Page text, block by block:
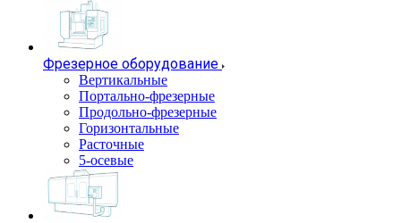
Фрезерное оборудование
Вертикальные
Портально-фрезерные
Продольно-фрезерные
Горизонтальные
Расточные
5-осевые